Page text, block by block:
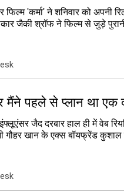
फिल्म 'कर्मा' ने शनिवार को अपनी
जैकी श्रॉफ ने फिल्म से जुड़े
पहले से प्लान था एक
जैद दरबार हाल ही में वेब
गौहर खान के एक्स बॉयफ्रेंड